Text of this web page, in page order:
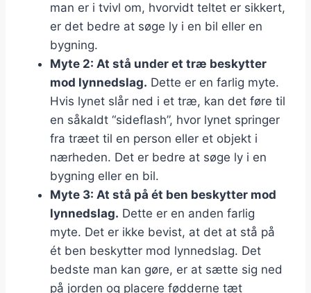
man er i tvivl om, hvorvidt teltet er sikkert,
er det bedre at søge ly i en bil eller en
bygning.
Myte 2: At stå under et træ beskytter
mod lynnedslag. Dette er en farlig myte.
Hvis lynet slår ned i et træ, kan det føre til
en såkaldt “sideflash”, hvor lynet springer
fra træet til en person eller et objekt i
nærheden. Det er bedre at søge ly i en
bygning eller en bil.
Myte 3: At stå på ét ben beskytter mod
lynnedslag. Dette er en anden farlig
myte. Det er ikke bevist, at det at stå på
ét ben beskytter mod lynnedslag. Det
bedste man kan gøre, er at sætte sig ned
på jorden og placere fødderne tæt